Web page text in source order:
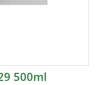
500ml